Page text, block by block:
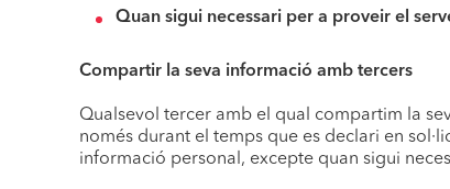
Quan sigui necessari per a proveir el
Compartir la seva informació amb tercers
Qualsevol tercer amb el qual compartim la
només durant el temps que es declari en
informació personal, excepte quan sigui